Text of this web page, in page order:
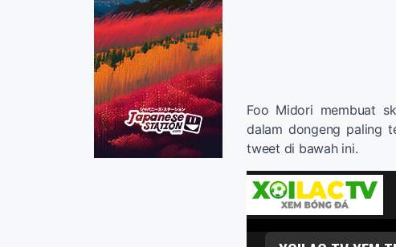
Foo Midori membuat
dalam dongeng paling
tweet di bawah ini.